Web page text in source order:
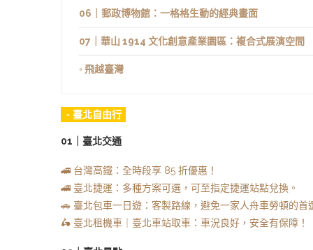
06｜郵政博物館：一格格生動的經典畫面
07｜華山 1914 文化創意產業園區：複合式展演空間
◦ 飛越臺灣
◦ 臺北自由行
01｜臺北交通
🚄 台灣高鐵：全時段享 85 折優惠！
🚄 臺北捷運：多種方案可選，可至指定捷運站點兌換。
🚗 臺北包車一日遊：客製路線，避免一家人舟車勞頓的首
🛵 臺北租機車｜臺北車站取車：車況良好，安全有保障！